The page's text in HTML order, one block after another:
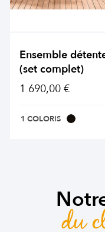
Ensemble
(set complet)
1 690,00 €
1 COLORIS
du